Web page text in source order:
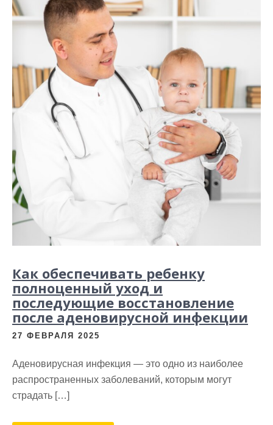
Как обеспечивать ребенку
полноценный уход и
последующие восстановление
после аденовирусной инфекции
27 ФЕВРАЛЯ 2025
Аденовирусная инфекция — это одно из наиболее
распространенных заболеваний, которым могут
страдать […]